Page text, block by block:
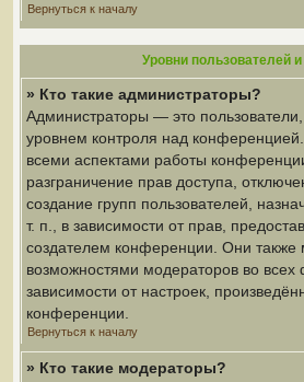
Вернуться к началу
Уровни пользователей
» Кто такие администраторы?
Администраторы — это
уровнем контроля над
всеми аспектами работы
разграничение прав доступа,
создание групп пользователей,
т. п., в зависимости от прав,
создателем конференции. Они также
возможностями модераторов во
зависимости от настроек,
конференции.
Вернуться к началу
» Кто такие модераторы?